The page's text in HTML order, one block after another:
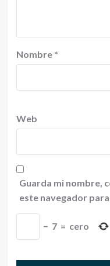
Nombre *
Web
Guarda mi nombre,
este navegador
− 7 = cero